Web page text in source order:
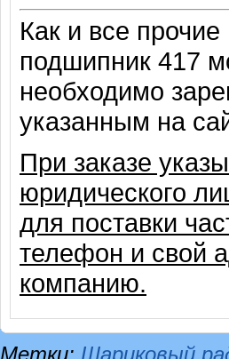
Как и все
подшипник 417
необходимо
указанным на
При заказе
юридического
для поставки
телефон и свой
компанию.
Метки: Шариковый